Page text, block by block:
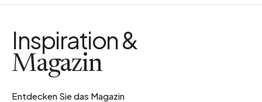
Inspiration &
Magazin
Entdecken Sie das Magazin